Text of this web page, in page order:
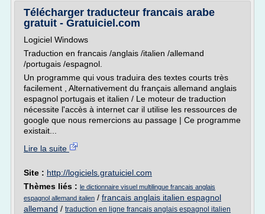
Télécharger traducteur francais arabe
gratuit - Gratuiciel.com
Logiciel Windows
Traduction en francais /anglais /italien /allemand
/portugais /espagnol.
Un programme qui vous traduira des textes courts très
facilement , Alternativement du français allemand anglais
espagnol portugais et italien / Le moteur de traduction
nécessite l'accès à internet car il utilise les ressources de
google que nous remercions au passage | Ce programme
existait...
Lire la suite
Site : http://logiciels.gratuiciel.com
Thèmes liés : le dictionnaire visuel multilingue francais anglais
espagnol allemand italien / francais anglais italien espagnol
allemand / traduction en ligne francais anglais espagnol italien